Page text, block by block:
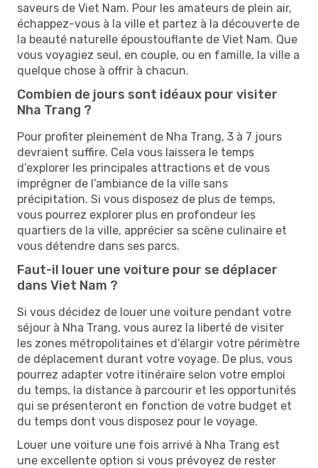
saveurs de Viet Nam. Pour les amateurs de plein air,
échappez-vous à la ville et partez à la découverte de
la beauté naturelle époustouflante de Viet Nam. Que
vous voyagiez seul, en couple, ou en famille, la ville a
quelque chose à offrir à chacun.
Combien de jours sont idéaux pour visiter
Nha Trang ?
Pour profiter pleinement de Nha Trang, 3 à 7 jours
devraient suffire. Cela vous laissera le temps
d’explorer les principales attractions et de vous
imprégner de l’ambiance de la ville sans
précipitation. Si vous disposez de plus de temps,
vous pourrez explorer plus en profondeur les
quartiers de la ville, apprécier sa scène culinaire et
vous détendre dans ses parcs.
Faut-il louer une voiture pour se déplacer
dans Viet Nam ?
Si vous décidez de louer une voiture pendant votre
séjour à Nha Trang, vous aurez la liberté de visiter
les zones métropolitaines et d’élargir votre périmètre
de déplacement durant votre voyage. De plus, vous
pourrez adapter votre itinéraire selon votre emploi
du temps, la distance à parcourir et les opportunités
qui se présenteront en fonction de votre budget et
du temps dont vous disposez pour le voyage.
Louer une voiture une fois arrivé à Nha Trang est
une excellente option si vous prévoyez de rester